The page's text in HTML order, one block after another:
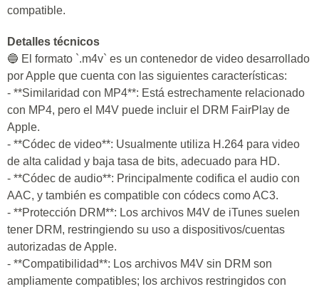
compatible.
Detalles técnicos
🔵 El formato `.m4v` es un contenedor de video desarrollado
por Apple que cuenta con las siguientes características:
- **Similaridad con MP4**: Está estrechamente relacionado
con MP4, pero el M4V puede incluir el DRM FairPlay de
Apple.
- **Códec de video**: Usualmente utiliza H.264 para video
de alta calidad y baja tasa de bits, adecuado para HD.
- **Códec de audio**: Principalmente codifica el audio con
AAC, y también es compatible con códecs como AC3.
- **Protección DRM**: Los archivos M4V de iTunes suelen
tener DRM, restringiendo su uso a dispositivos/cuentas
autorizadas de Apple.
- **Compatibilidad**: Los archivos M4V sin DRM son
ampliamente compatibles; los archivos restringidos con